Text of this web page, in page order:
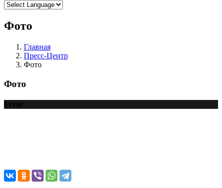
Фото
Главная
Пресс-Центр
Фото
Фото
Error